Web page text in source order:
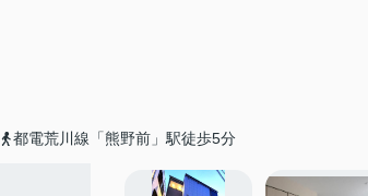
都電荒川線「熊野前」駅徒歩5分